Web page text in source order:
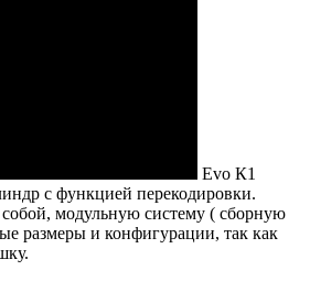
Evo К1
с функцией перекодировки.
модульную систему ( сборную
размеры и конфигурации, так как